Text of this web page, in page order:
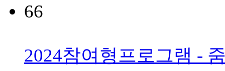
66
2024참여형프로그램 -